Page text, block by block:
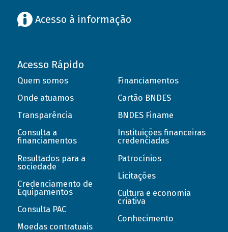
Acesso à informação
Acesso Rápido
Quem somos
Onde atuamos
Transparência
Consulta a
financiamentos
Resultados para a
sociedade
Credenciamento de
Equipamentos
Consulta PAC
Moedas contratuais
Financiamentos
Cartão BNDES
BNDES Finame
Instituições financeiras
credenciadas
Patrocínios
Licitações
Cultura e economia
criativa
Conhecimento